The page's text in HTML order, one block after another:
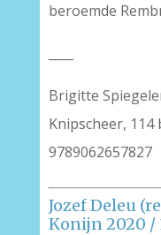
beroemde
Brigitte
Knipscheer, 114
9789062657827
Jozef Deleu
Konijn 2020 /